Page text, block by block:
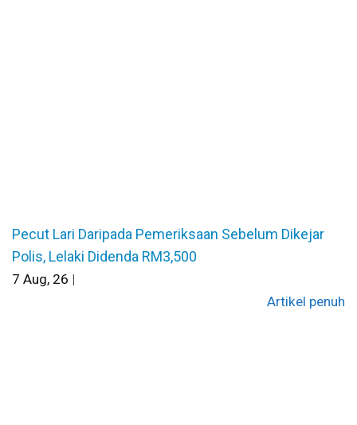
Pecut Lari Daripada Pemeriksaan Sebelum Dikejar
Polis, Lelaki Didenda RM3,500
7 Aug, 26 |
Artikel penuh